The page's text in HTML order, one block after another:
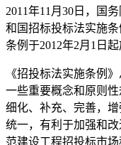
2011年11月30日，国
和国招标投标法实施
条例于2012年2月1日
《招投标法实施条例
一些重要概念和原则
细化、补充、完善，
统一，有利于加强和
范建设工程招投标市